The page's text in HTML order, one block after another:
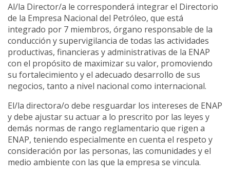
Al/la Director/a le corresponderá integrar el Directorio
de la Empresa Nacional del Petróleo, que está
integrado por 7 miembros, órgano responsable de la
conducción y supervigilancia de todas las actividades
productivas, financieras y administrativas de la ENAP
con el propósito de maximizar su valor, promoviendo
su fortalecimiento y el adecuado desarrollo de sus
negocios, tanto a nivel nacional como internacional.
El/la directora/o debe resguardar los intereses de ENAP
y debe ajustar su actuar a lo prescrito por las leyes y
demás normas de rango reglamentario que rigen a
ENAP, teniendo especialmente en cuenta el respeto y
consideración por las personas, las comunidades y el
medio ambiente con las que la empresa se vincula.